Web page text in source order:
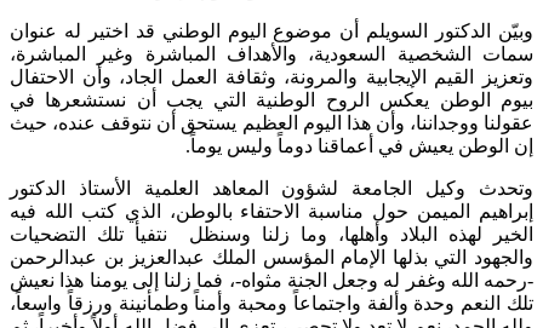
وبيّن الدكتور السويلم أن موضوع اليوم الوطني قد اختير له عنوان
سمات الشخصية السعودية، والأهداف المباشرة وغير المباشرة،
وتعزيز القيم الإيجابية والمرونة، وثقافة العمل الجاد، وأن الاحتفال
بيوم الوطن يعكس الروح الوطنية التي يجب أن نستشعرها في
عقولنا ووجداننا، وأن هذا اليوم العظيم يستحق أن نتوقف عنده، حيث
إن الوطن يعيش في أعماقنا دوماً وليس يوماً.
وتحدث وكيل الجامعة لشؤون المعاهد العلمية الأستاذ الدكتور
إبراهيم الميمن حول مناسبة الاحتفاء بالوطن، الذي كتب الله فيه
الخير لهذه البلاد وأهلها، وما زلنا وسنظل نتفيأ تلك التضحيات
والجهود التي بذلها الإمام المؤسس الملك عبدالعزيز بن عبدالرحمن
-رحمه الله وغفر له وجعل الجنة مثواه-، فما زلنا إلى يومنا هذا نعيش
تلك النعم وحدة وألفة واجتماعاً ومحبة وأمناً وطمأنينة ورزقاً واسعاً،